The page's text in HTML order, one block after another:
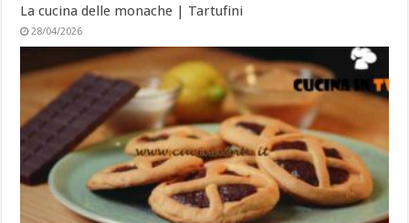
La cucina delle monache | Tartufini
28/04/2026